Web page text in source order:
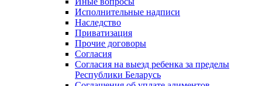
Исполнительные надписи
Наследство
Приватизация
Прочие договоры
Согласия
Согласия на выезд ребенка за пределы
Республики Беларусь